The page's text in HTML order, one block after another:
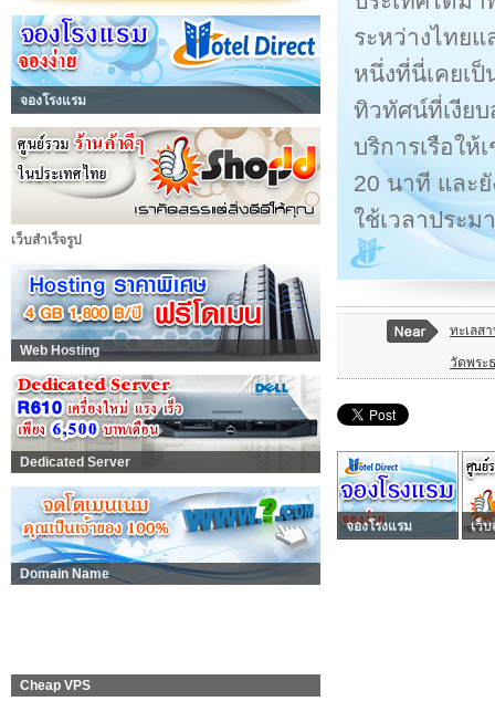
จองโรงแรม
เว็บสำเร็จรูป
Web Hosting
Dedicated Server
Domain Name
Cheap VPS
ระหว่างไทย
หนึ่งที่นี่เคยเ
ทิวทัศน์ที่เงีย
บริการเรือให้
20 นาที และยั
ใช้เวลาประ
ทะเลส
วัดพระ
จองโรงแรม เว็บ